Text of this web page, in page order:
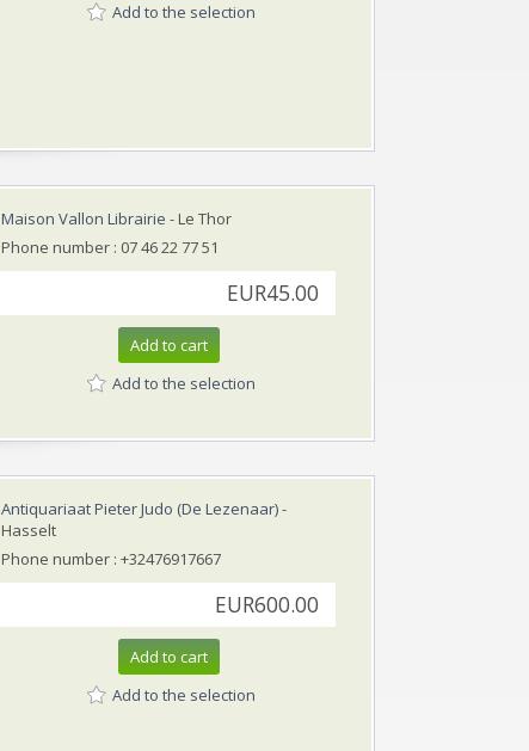
Add to the selection
Maison Vallon Librairie - Le Thor
Phone number : 07 46 22 77 51
EUR45.00
Add to cart
Add to the selection
Antiquariaat Pieter Judo (De Lezenaar)-
Hasselt
Phone number : +32476917667
EUR600.00
Add to cart
Add to the selection